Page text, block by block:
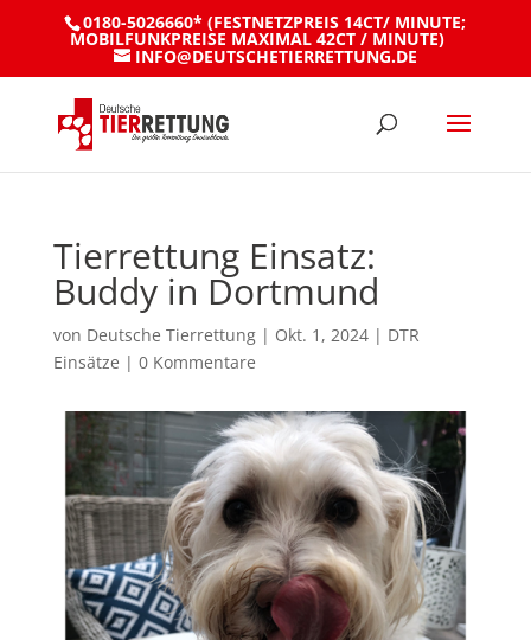
0180-5026660* (FESTNETZPREIS 14CT/ MINUTE;
MOBILFUNKPREISE MAXIMAL 42CT / MINUTE)
INFO@DEUTSCHETIERRETTUNG.DE
Tierrettung Einsatz:
Buddy in Dortmund
von Deutsche Tierrettung| Okt. 1, 2024| DTR
Einsätze | 0 Kommentare